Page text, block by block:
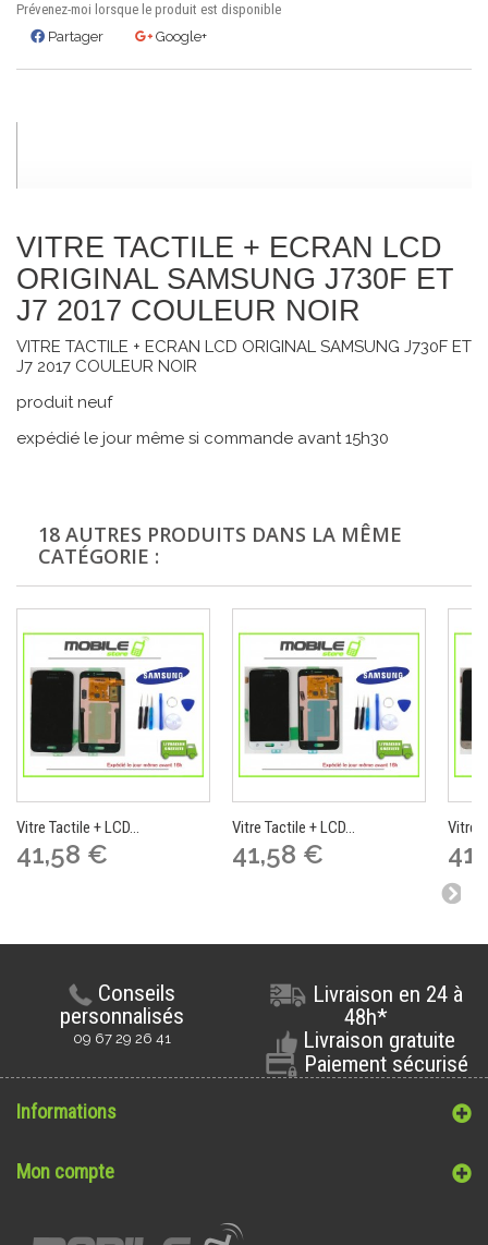
Prévenez-moi lorsque le produit est disponible
Partager
Google+
VITRE TACTILE + ECRAN LCD
ORIGINAL SAMSUNG J730F ET
J7 2017 COULEUR NOIR
VITRE TACTILE + ECRAN LCD ORIGINAL SAMSUNG J730F ET
J7 2017 COULEUR NOIR
produit neuf
expédié le jour même si commande avant 15h30
18 AUTRES PRODUITS DANS LA MÊME
CATÉGORIE :
Vitre Tactile + LCD...
41,58 €
Vitre Tactile + LCD...
41,58 €
Vitre
Conseils
personnalisés
09 67 29 26 41
Livraison en 24 à
48h*
Livraison gratuite
Paiement sécurisé
Informations
Mon compte